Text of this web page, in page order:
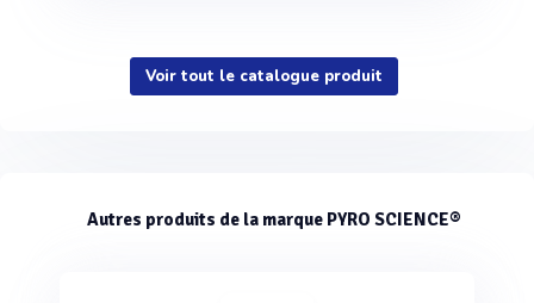
Voir tout le catalogue produit
Autres produits de la marque PYRO SCIENCE®